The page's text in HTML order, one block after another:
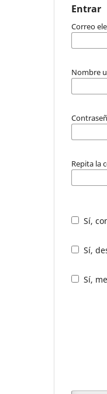
Entrar
Correo
Nombre
Repita la
Sí,
Sí,
Sí,